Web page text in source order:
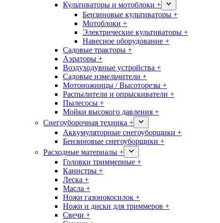
Культиваторы и мотоблоки +
Бензиновые культиваторы +
Мотоблоки +
Электрические культиваторы +
Навесное оборудование +
Садовые тракторы +
Аэраторы +
Воздуходувные устройства +
Садовые измельчители +
Мотоножницы / Высоторезы +
Распылители и опрыскиватели +
Пылесосы +
Мойки высокого давления +
Снегоуборочная техника +
Аккумуляторные снегоуборщики +
Бензиновые снегоуборщики +
Расходные материалы +
Головки триммерные +
Канистры +
Леска +
Масла +
Ножи газонокосилок +
Ножи и диски для триммеров +
Свечи +